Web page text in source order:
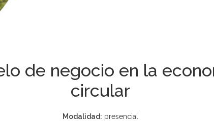
de negocio en la
circular
Modalidad: presencial